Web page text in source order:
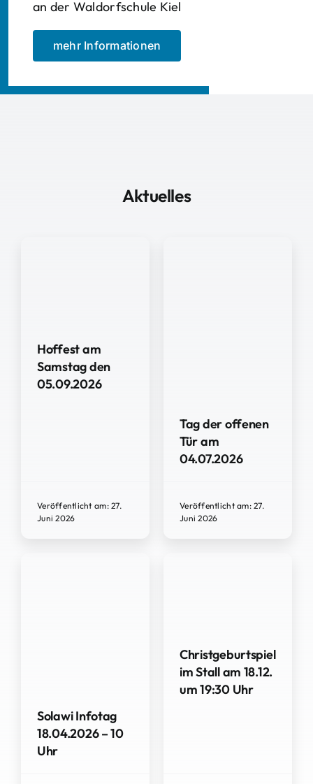
an der Waldorfschule Kiel
mehr Informationen
Aktuelles
Hoffest am
Samstag den
05.09.2026
Veröffentlicht am: 27.
Juni 2026
Tag der offenen
Tür am
04.07.2026
Veröffentlicht am: 27.
Juni 2026
Solawi Infotag
18.04.2026 – 10
Uhr
Christgeburtspiel
im Stall am 18.12.
um 19:30 Uhr